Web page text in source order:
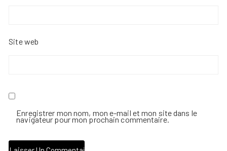
Site web
Enregistrer mon nom, mon e-mail et mon site dans le
navigateur pour mon prochain commentaire.